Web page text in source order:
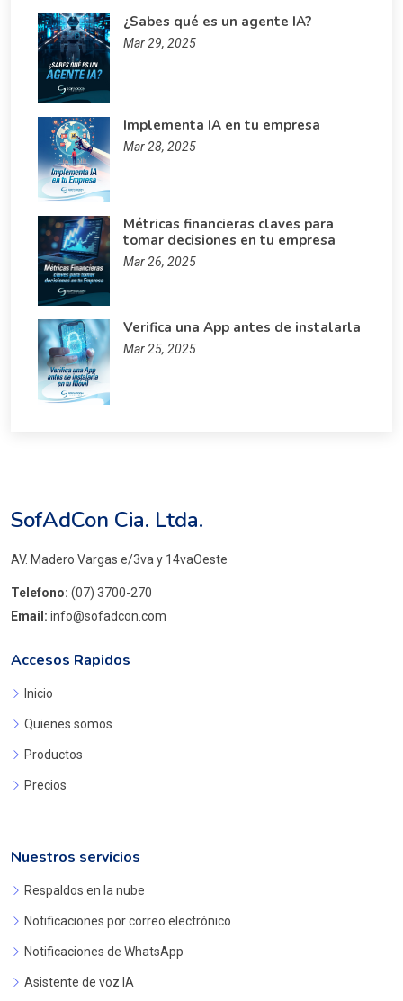
¿Sabes qué es un agente IA?
Mar 29, 2025
Implementa IA en tu empresa
Mar 28, 2025
Métricas financieras claves para
tomar decisiones en tu empresa
Mar 26, 2025
Verifica una App antes de instalarla
Mar 25, 2025
SofAdCon Cia. Ltda.
AV. Madero Vargas e/3va y 14vaOeste
Telefono: (07) 3700-270
Email: info@sofadcon.com
Accesos Rapidos
Inicio
Quienes somos
Productos
Precios
Nuestros servicios
Respaldos en la nube
Notificaciones por correo electrónico
Notificaciones de WhatsApp
Asistente de voz IA